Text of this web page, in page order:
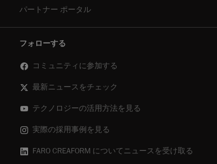
パートナー ポータル
フォローする
コミュニティに参加する
最新ニュースをチェック
テクノロジーの活用方法を見る
実際の採用事例を見る
FARO CREAFORM についてニュースを受け取る